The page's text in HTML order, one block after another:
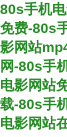
80s手机
免费-80s
影网站
网-80s手
电影网站
载-80s手
电影网站